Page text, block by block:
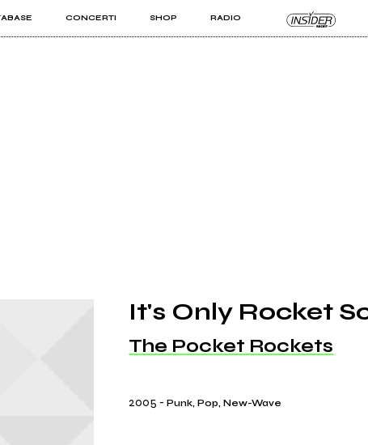
CONCERTI SHOP RADIO
PRO
It's Only Rocket
The Pocket Rockets
2005 -Punk, Pop, New-Wave